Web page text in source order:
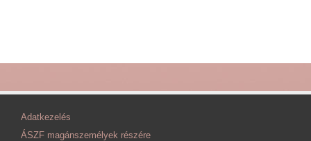
Adatkezelés
ÁSZF magánszemélyek részére